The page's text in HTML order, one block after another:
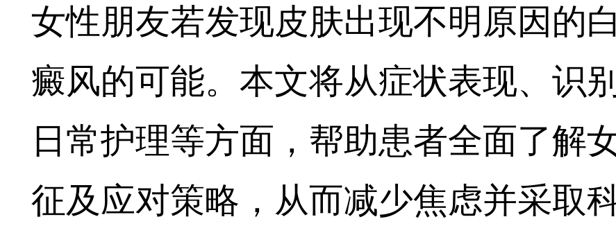
女性朋友若发现皮肤出现不明原因的
癜风的可能。本文将从症状表现、识
日常护理等方面，帮助患者全面了解
征及应对策略，从而减少焦虑并采取